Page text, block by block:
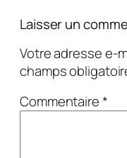
Laisser un
Votre adresse e-
champs
Commentaire*